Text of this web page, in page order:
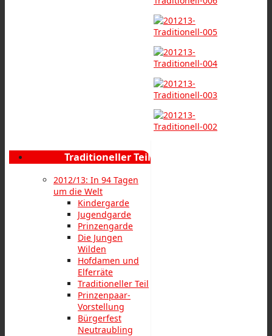
Traditioneller Teil
2012/13: In 94 Tagen
um die Welt
Kindergarde
Jugendgarde
Prinzengarde
Die Jungen
Wilden
Hofdamen und
Elferräte
Traditioneller Teil
Prinzenpaar-
Vorstellung
Bürgerfest
Neutraubling